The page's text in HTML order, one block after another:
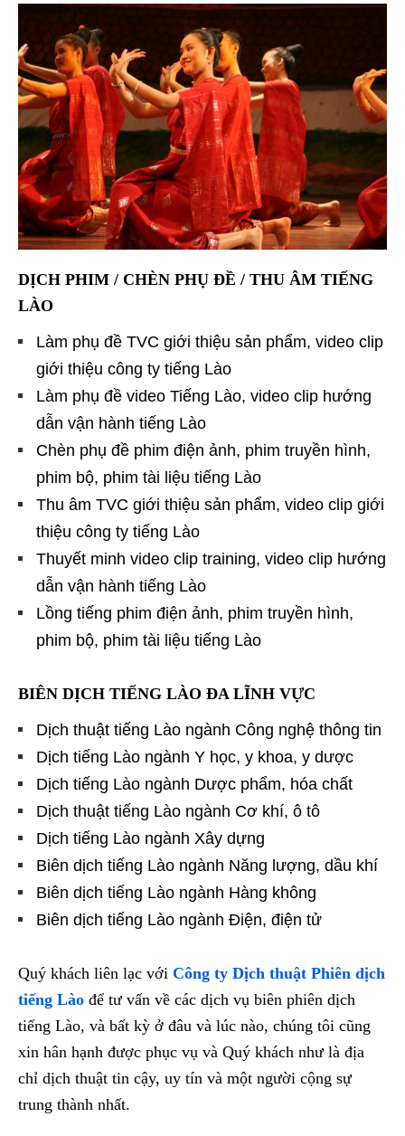
DỊCH PHIM / CHÈN PHỤ ĐỀ / THU ÂM TIẾNG
LÀO
Làm phụ đề TVC giới thiệu sản phẩm, video clip
giới thiệu công ty tiếng Lào
Làm phụ đề video Tiếng Lào, video clip hướng
dẫn vận hành tiếng Lào
Chèn phụ đề phim điện ảnh, phim truyền hình,
phim bộ, phim tài liệu tiếng Lào
Thu âm TVC giới thiệu sản phẩm, video clip giới
thiệu công ty tiếng Lào
Thuyết minh video clip training, video clip hướng
dẫn vận hành tiếng Lào
Lồng tiếng phim điện ảnh, phim truyền hình,
phim bộ, phim tài liệu tiếng Lào
BIÊN DỊCH TIẾNG LÀO ĐA LĨNH VỰC
Dịch thuật tiếng Lào ngành Công nghệ thông tin
Dịch tiếng Lào ngành Y học, y khoa, y dược
Dịch tiếng Lào ngành Dược phẩm, hóa chất
Dịch thuật tiếng Lào ngành Cơ khí, ô tô
Dịch tiếng Lào ngành Xây dựng
Biên dịch tiếng Lào ngành Năng lượng, dầu khí
Biên dịch tiếng Lào ngành Hàng không
Biên dịch tiếng Lào ngành Điện, điện tử
Quý khách liên lạc với Công ty Dịch thuật Phiên dịch
tiếng Lào để tư vấn về các dịch vụ biên phiên dịch
tiếng Lào, và bất kỳ ở đâu và lúc nào, chúng tôi cũng
xin hân hạnh được phục vụ và Quý khách như là địa
chỉ dịch thuật tin cậy, uy tín và một người cộng sự
trung thành nhất.